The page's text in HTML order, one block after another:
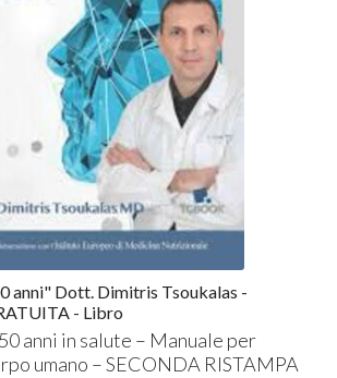
anni" Dott. Dimitris Tsoukalas -
- Libro
anni in salute – Manuale per
umano –SECONDA RISTAMPA